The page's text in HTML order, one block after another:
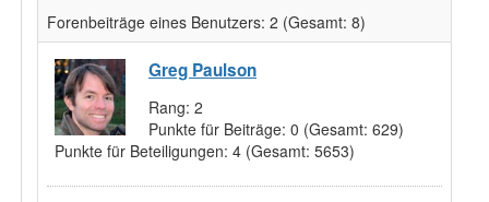
Forenbeiträge eines Benutzers: 2 (Gesamt: 8)
Greg Paulson
Rang: 2
Punkte für Beiträge: 0 (Gesamt: 629)
Punkte für Beteiligungen: 4 (Gesamt: 5653)